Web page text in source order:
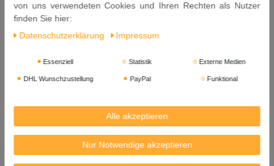
Allergene: Weizen, Gerste, Soja.
Inhalt: 1.000g
Mindestens Haltbar bis: 21 . 06. 2027
Herkunft: Korea
Siheung-Si, Gyeonggi-Do, Korea
Importeur:
Kreyenhop & Kluge GmbH & Co. KG
von uns verwendeten Cookies und Ihren Rechten als Nutzer
finden Sie hier:
Daten­schutz­erklärung
Impressum
Essenziell Statistik Externe Medien
DHL Wunschzustellung PayPal Funktional
Alle akzeptieren
Nur Notwendige akzeptieren